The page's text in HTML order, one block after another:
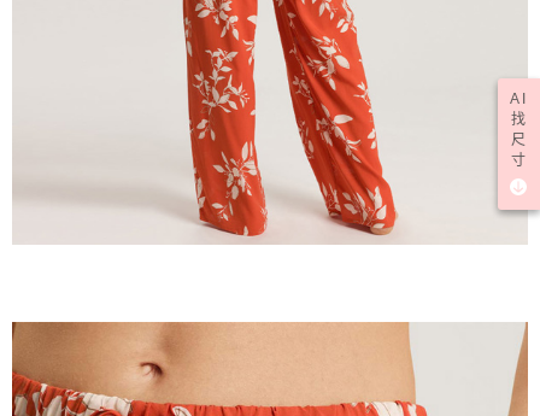
AI
找
尺
寸